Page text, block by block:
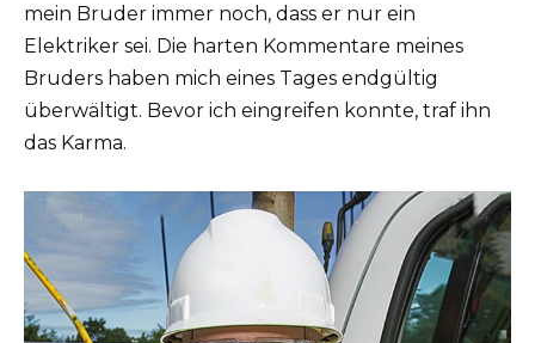
mein Bruder immer noch, dass er nur ein
Elektriker sei. Die harten Kommentare meines
Bruders haben mich eines Tages endgültig
überwältigt. Bevor ich eingreifen konnte, traf ihn
das Karma.